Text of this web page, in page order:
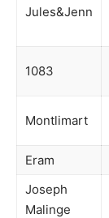
Jules&Jenn
1083
Montlimart
Eram
Joseph
Malinge